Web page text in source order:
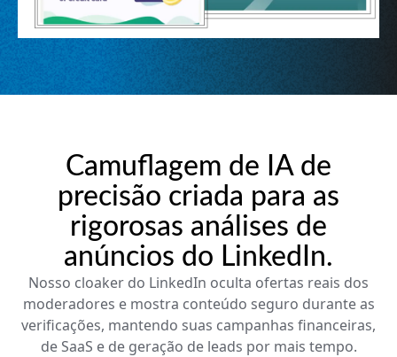
Camuflagem de IA de
precisão criada para as
rigorosas análises de
anúncios do LinkedIn.
Nosso cloaker do LinkedIn oculta ofertas reais dos
moderadores e mostra conteúdo seguro durante as
verificações, mantendo suas campanhas financeiras,
de SaaS e de geração de leads por mais tempo.